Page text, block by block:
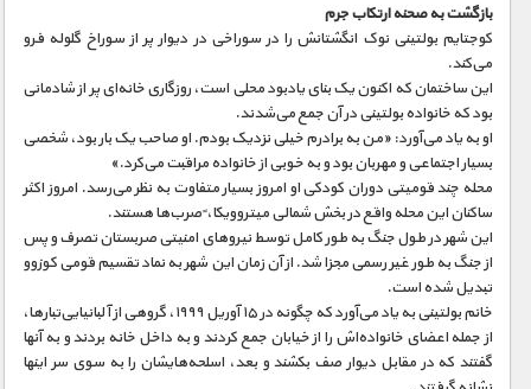
بازگشت به صحنه ارتکاب جرم
کوجتایم بولتینی نوک انگشتانش را در سوراخی در دیوار پر از سوراخ گلوله فرو
می‌کند.
این ساختمان که اکنون یک بنای یادبود محلی است، روزگاری خانه‌ای پر از شادمانی
بود که خانواده بولتینی در آن جمع می‌شدند.
او به یاد می‌آورد: «من به برادرم خیلی نزدیک بودم. او صاحب یک بار بود، شخصی
بسیار اجتماعی و مهربان بود و به خوبی از خانواده مراقبت می‌کرد.»
محله چند قومیتی دوران کودکی او امروز بسیار متفاوت به نظر می‌رسد. امروز اکثر
ساکنان این محله واقع در بخش شمالی میتروویکا، ً صرب‌ها هستند.
این شهر در طول جنگ به طور کامل توسط نیروهای امنیتی صربستان تصرف و پس
از جنگ به طور غیر رسمی مجزا شد. از آن زمان این شهر به نماد تقسیم قومی کوزوو
تبدیل شده است.
خانم بولتینی به یاد می‌آورد که چگونه در ۱۵ آوریل ۱۹۹۹، گروهی از آلبانیایی‌تبارها،
از جمله اعضای خانواده‌اش را از خیابان جمع کردند و به داخل خانه بردند و به آنها
گفتند که در مقابل دیوار صف بکشند و بعد، اسلحه‌هایشان را به سوی سر اینها